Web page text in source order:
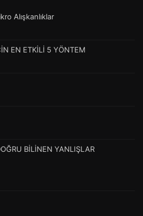
Alışkanlıklar
EN ETKİLİ 5 YÖNTEM
BİLİNEN YANLIŞLAR